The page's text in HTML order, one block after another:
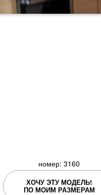
номер: 3160
ХОЧУ ЭТУ МОДЕЛЬ!
ПО МОИМ РАЗМЕРАМ